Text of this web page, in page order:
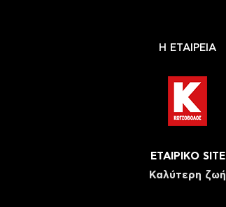
Η ΕΤΑΙΡΕΙΑ
ΕΤΑΙΡΙΚΟ SITE
Καλύτερη ζωή